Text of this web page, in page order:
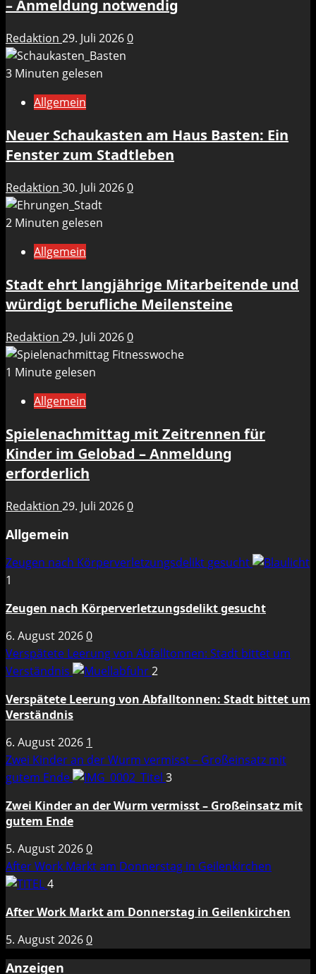
– Anmeldung notwendig
Redaktion 29. Juli 20260
3 Minuten gelesen
Allgemein
Neuer Schaukasten am Haus Basten: Ein
Fenster zum Stadtleben
Redaktion 30. Juli 20260
2 Minuten gelesen
Allgemein
Stadt ehrt langjährige Mitarbeitende und
würdigt berufliche Meilensteine
Redaktion 29. Juli 20260
1 Minute gelesen
Allgemein
Spielenachmittag mit Zeitrennen für
Kinder im Gelobad – Anmeldung
erforderlich
Redaktion 29. Juli 20260
Allgemein
Zeugen nach Körperverletzungsdelikt gesucht
1
Zeugen nach Körperverletzungsdelikt gesucht
6. August 20260
Verspätete Leerung von Abfalltonnen: Stadt bittet um
Verständnis
2
Verspätete Leerung von Abfalltonnen: Stadt bittet um
Verständnis
6. August 2026 1
Zwei Kinder an der Wurm vermisst – Großeinsatz mit
gutem Ende
3
Zwei Kinder an der Wurm vermisst – Großeinsatz mit
gutem Ende
5. August 20260
After Work Markt am Donnerstag in Geilenkirchen
4
After Work Markt am Donnerstag in Geilenkirchen
5. August 20260
Anzeigen